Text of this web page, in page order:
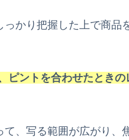
かり把握した上で商品
ピントを合わせたとき
、写る範囲が広がり、